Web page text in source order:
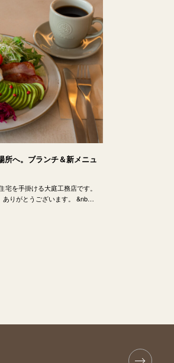
所へ。ブランチ＆新メニュ
を手掛ける大庭工務店です。
ありがとうございます。 &nb…